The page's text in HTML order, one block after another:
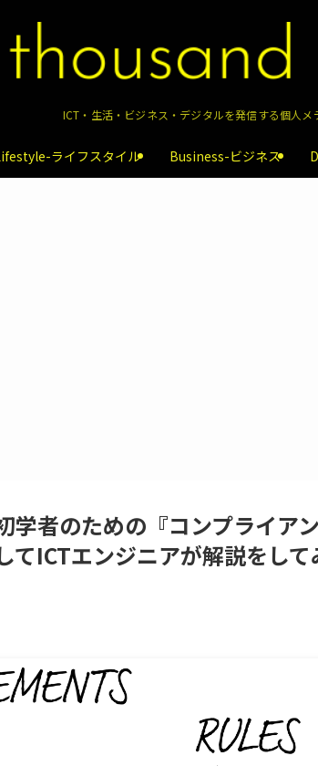
ICT・生活・ビジネス・デジタルを発信する個人メ
ライフスタイル Business-ビジネス
学者のための『コンプライアン
てICTエンジニアが解説をして